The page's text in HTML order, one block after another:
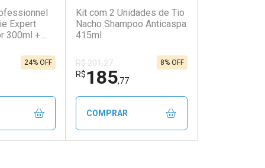
Expert
300ml +
Capilar
Gold
24% OFF
Kit com 2 Unidades de Tio
Nacho Shampoo Anticaspa
415ml
R$ 201,27
R$185,77
8% OFF
COMPRAR